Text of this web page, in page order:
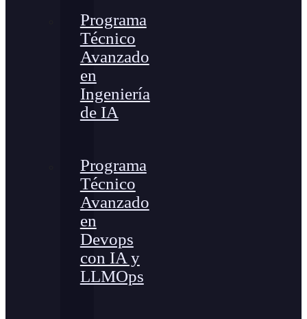
Programa
Técnico
Avanzado
en
Ingeniería
de IA
Programa
Técnico
Avanzado
en
Devops
con IA y
LLMOps